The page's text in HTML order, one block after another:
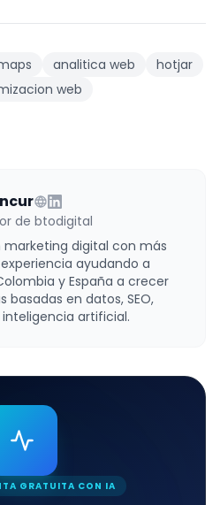
analitica web
hotjar
web
de btodigital
marketing digital con más
ayudando a
y España a crecer
basadas en datos, SEO,
artificial.
GRATUITA CON IA